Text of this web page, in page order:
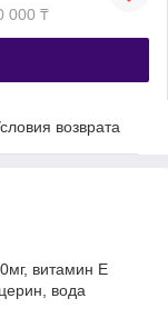
000 ₸
возврата
витамин Е
вода